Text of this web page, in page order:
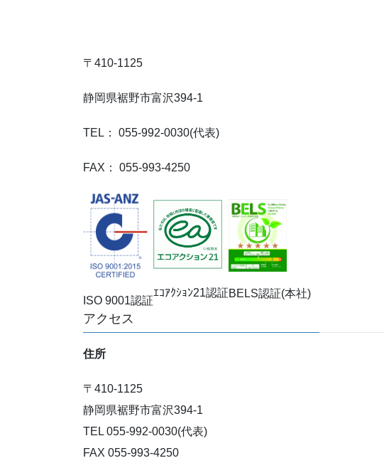
〒410-1125
静岡県裾野市富沢394-1
TEL： 055-992-0030(代表)
FAX： 055-993-4250
ISO 9001認証
ｴｺｱｸｼｮﾝ21認証BELS認証(本社)
アクセス
住所
〒410-1125
静岡県裾野市富沢394-1
TEL 055-992-0030(代表)
FAX 055-993-4250